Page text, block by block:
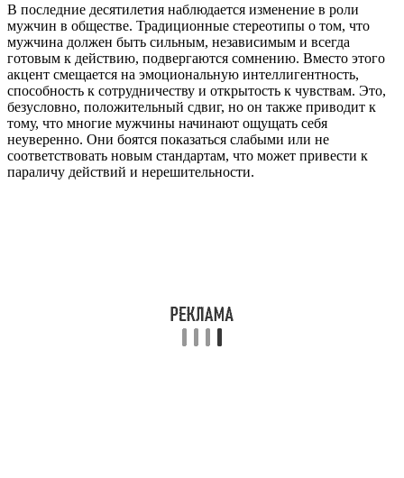
В последние десятилетия наблюдается изменение в роли
мужчин в обществе. Традиционные стереотипы о том, что
мужчина должен быть сильным, независимым и всегда
готовым к действию, подвергаются сомнению. Вместо этого
акцент смещается на эмоциональную интеллигентность,
способность к сотрудничеству и открытость к чувствам. Это,
безусловно, положительный сдвиг, но он также приводит к
тому, что многие мужчины начинают ощущать себя
неуверенно. Они боятся показаться слабыми или не
соответствовать новым стандартам, что может привести к
параличу действий и нерешительности.